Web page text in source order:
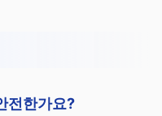
전한가요?